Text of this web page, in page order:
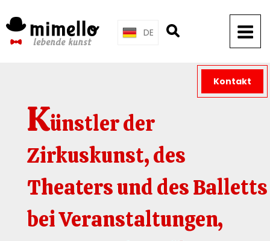
to
content
DE
Künstler der
Zirkuskunst, des
Theaters und des Balletts
bei Veranstaltungen,
Kontakt